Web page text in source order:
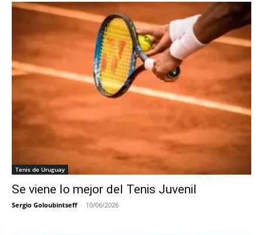
Tenis de Uruguay
Se viene lo mejor del Tenis Juvenil
Sergio Goloubintseff - 10/06/2026